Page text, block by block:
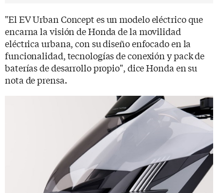
"El EV Urban Concept es un modelo eléctrico que
encarna la visión de Honda de la movilidad
eléctrica urbana, con su diseño enfocado en la
funcionalidad, tecnologías de conexión y pack de
baterías de desarrollo propio", dice Honda en su
nota de prensa.